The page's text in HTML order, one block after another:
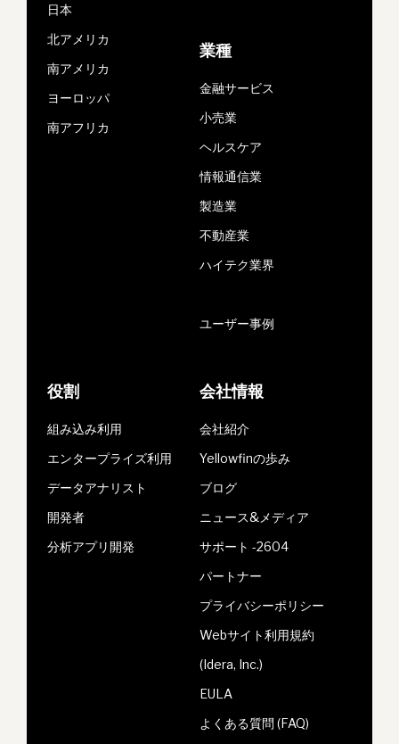
日本
北アメリカ
南アメリカ
ヨーロッパ
南アフリカ
業種
金融サービス
小売業
ヘルスケア
情報通信業
製造業
不動産業
ハイテク業界
ユーザー事例
役割
組み込み利用
エンタープライズ利用
データアナリスト
開発者
分析アプリ開発
会社情報
会社紹介
Yellowfinの歩み
ブログ
ニュース&メディア
サポート -2604
パートナー
プライバシーポリシー
Webサイト利用規約
(Idera, Inc.)
EULA
よくある質問 (FAQ)